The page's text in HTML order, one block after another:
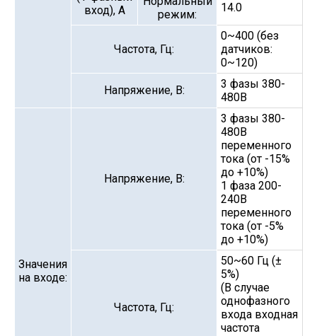
вход), А
режим:
14.0
Частота, Гц:
0~400 (без
датчиков:
0~120)
Напряжение, В:
3 фазы 380-
480В
Значения
на входе:
Напряжение, В:
3 фазы 380-
480В
переменного
тока (от -15%
до +10%)
1 фаза 200-
240В
переменного
тока (от -5%
до +10%)
Частота, Гц:
50~60 Гц (±
5%)
(В случае
однофазного
входа входная
частота